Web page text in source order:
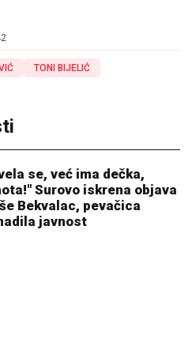
TONI BIJELIĆ
se, već ima dečka,
Surovo iskrena objava
Bekvalac, pevačica
javnost